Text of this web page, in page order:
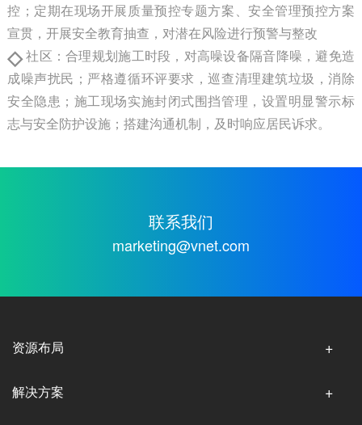
控；定期在现场开展质量预控专题方案、安全管理预控方案
宣贯，开展安全教育抽查，对潜在风险进行预警与整改
◇ 社区：合理规划施工时段，对高噪设备隔音降噪，避免造
成噪声扰民；严格遵循环评要求，巡查清理建筑垃圾，消除
安全隐患；施工现场实施封闭式围挡管理，设置明显警示标
志与安全防护设施；搭建沟通机制，及时响应居民诉求。
联系我们
marketing@vnet.com
资源布局
解决方案